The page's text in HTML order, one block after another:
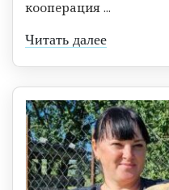
кооперация ...
Читать далее